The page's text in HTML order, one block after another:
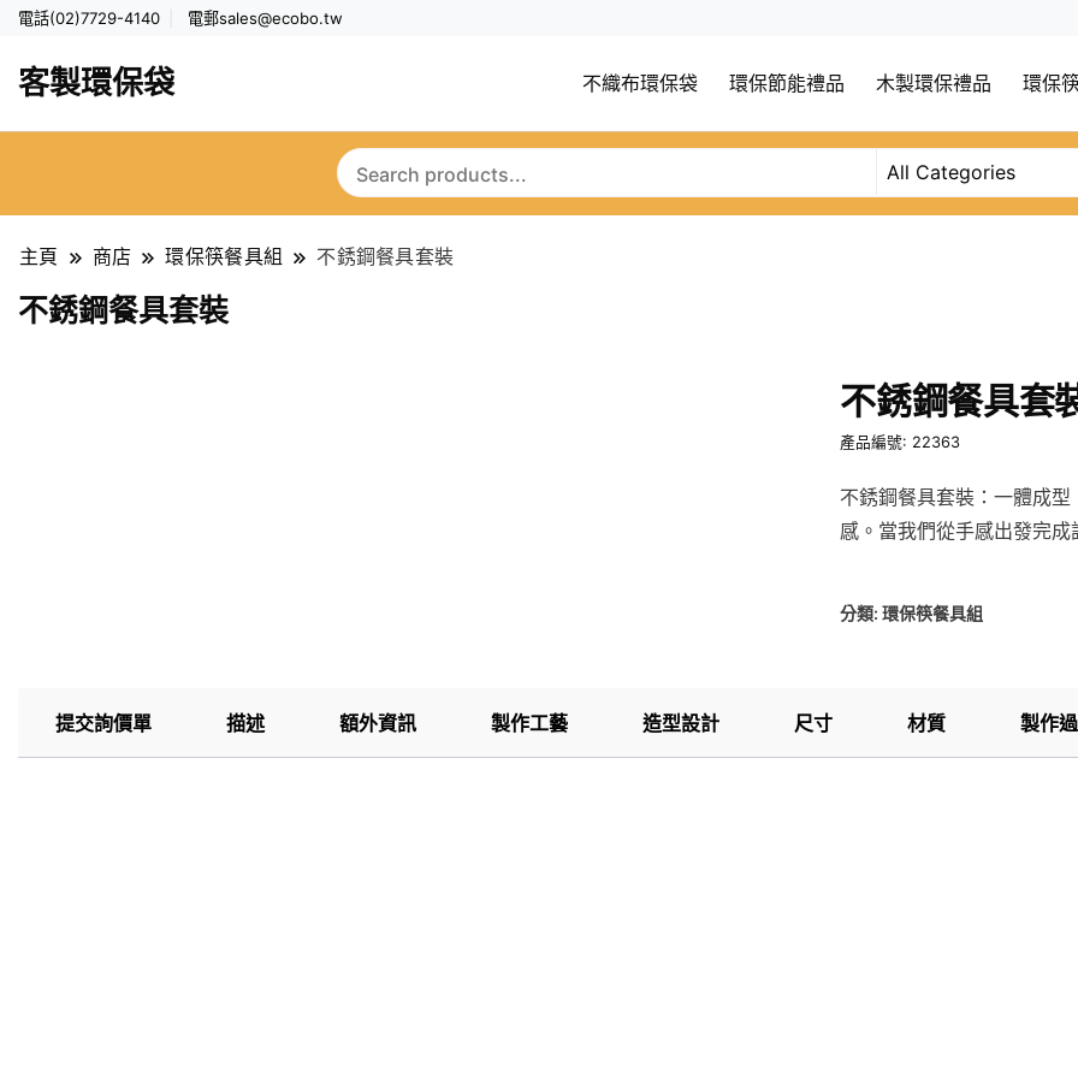
電話(02)7729-4140 電郵sales@ecobo.tw
客製環保袋 不織布環保袋 環保節能禮品 木製環保禮品 環保
主頁 商店 環保筷餐具組 不銹鋼餐具套裝
不銹鋼餐具套裝
不銹鋼餐具套
產品編號: 22363
不銹鋼餐具套裝：一體成
感。當我們從手感出發完
分類:環保筷餐具組
提交詢價單 描述 額外資訊 製作工藝 造型設計 尺寸 材質 製作